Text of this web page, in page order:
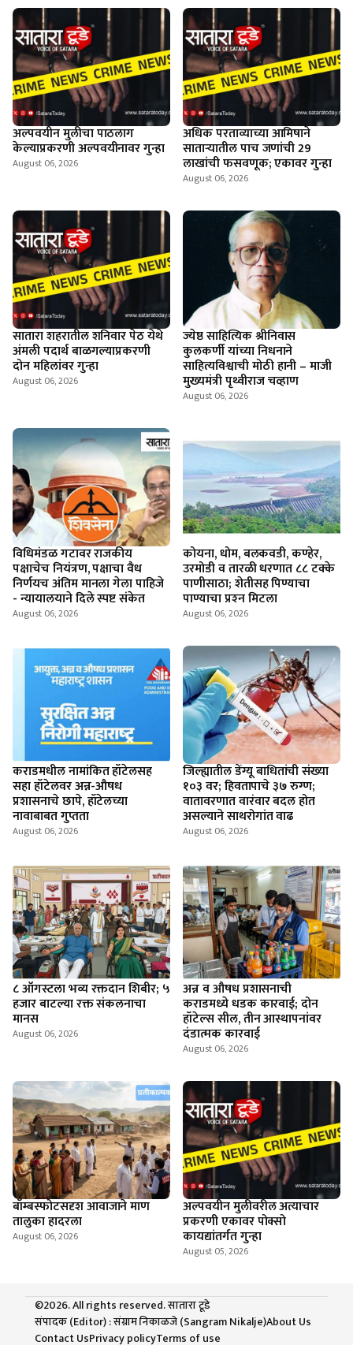
अल्पवयीन मुलीचा पाठलाग
केल्याप्रकरणी अल्पवयीनावर गुन्हा
August 06, 2026
अधिक परताव्याच्या आमिषाने
साताऱ्यातील पाच जणांची 29
लाखांची फसवणूक; एकावर गुन्हा
August 06, 2026
सातारा शहरातील शनिवार पेठ येथे
अंमली पदार्थ बाळगल्याप्रकरणी
दोन महिलांवर गुन्हा
August 06, 2026
ज्येष्ठ साहित्यिक श्रीनिवास
कुलकर्णी यांच्या निधनाने
साहित्यविश्वाची मोठी हानी – माजी
मुख्यमंत्री पृथ्वीराज चव्हाण
August 06, 2026
विधिमंडळ गटावर राजकीय
पक्षाचेच नियंत्रण, पक्षाचा वैध
निर्णयच अंतिम मानला गेला पाहिजे
- न्यायालयाने दिले स्पष्ट संकेत
August 06, 2026
कोयना, धोम, बलकवडी, कण्हेर,
उरमोडी व तारळी धरणात ८८ टक्के
पाणीसाठा; शेतीसह पिण्याचा
पाण्याचा प्रश्‍न मिटला
August 06, 2026
कराडमधील नामांकित हॉटेलसह
सहा हॉटेलवर अन्न-औषध
प्रशासनाचे छापे, हॉटेलच्या
नावाबाबत गुप्तता
August 06, 2026
जिल्ह्यातील डेंग्यू बाधितांची संख्या
१०३ वर; हिवतापाचे ३७ रुग्ण;
वातावरणात वारंवार बदल होत
असल्याने साथरोगांत वाढ
August 06, 2026
८ ऑगस्टला भव्य रक्तदान शिबीर; ५
हजार बाटल्या रक्त संकलनाचा
मानस
August 06, 2026
अन्न व औषध प्रशासनाची
कराडमध्ये धडक कारवाई; दोन
हॉटेल्स सील, तीन आस्थापनांवर
दंडात्मक कारवाई
August 06, 2026
बॉम्बस्फोटसदृश आवाजाने माण
तालुका हादरला
August 06, 2026
अल्पवयीन मुलीवरील अत्याचार
प्रकरणी एकावर पोक्सो
कायद्यांतर्गत गुन्हा
August 05, 2026
©2026. All rights reserved. सातारा टूडे
संपादक (Editor) : संग्राम निकाळजे (Sangram Nikalje)About Us
Contact UsPrivacy policyTerms of use